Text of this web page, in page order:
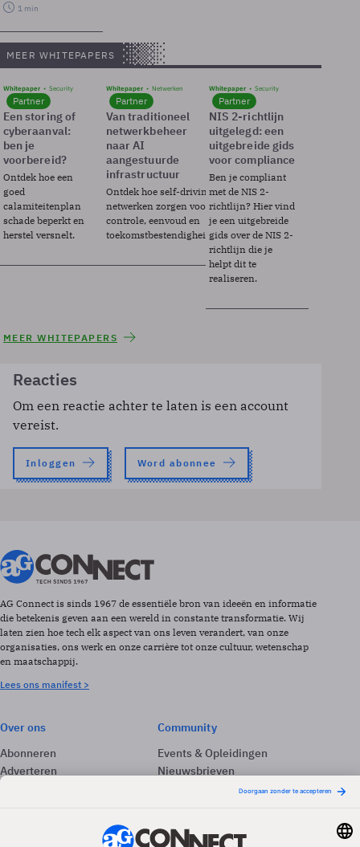
1 min
MEER WHITEPAPERS
Whitepaper Security
Partner
Een storing of
cyberaanval:
ben je
voorbereid?
Ontdek hoe een
goed
calamiteitenplan
schade beperkt en
herstel versnelt.
Whitepaper Netwerken
Partner
Van traditioneel
netwerkbeheer
naar AI
aangestuurde
infrastructuur
Ontdek hoe self-driving
netwerken zorgen voor
controle, eenvoud en
toekomstbestendigheid.
Whitepaper Security
Partner
NIS 2-richtlijn
uitgelegd: een
uitgebreide gids
voor compliance
Ben je compliant
met de NIS 2-
richtlijn? Hier vind
je een uitgebreide
gids over de NIS 2-
richtlijn die je
helpt dit te
realiseren.
MEER WHITEPAPERS
Reacties
Om een reactie achter te laten is een account
vereist.
Inloggen Word abonnee
AG Connect is sinds 1967 de essentiële bron van ideeën en informatie
die betekenis geven aan een wereld in constante transformatie. Wij
laten zien hoe tech elk aspect van ons leven verandert, van onze
organisaties, ons werk en onze carrière tot onze cultuur, wetenschap
en maatschappij.
Lees ons manifest >
Over ons
Abonneren
Adverteren
Community
Events & Opleidingen
Nieuwsbrieven